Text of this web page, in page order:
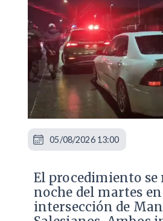
​El procedimiento
noche del martes
intersección de
05/08/2026 13:00